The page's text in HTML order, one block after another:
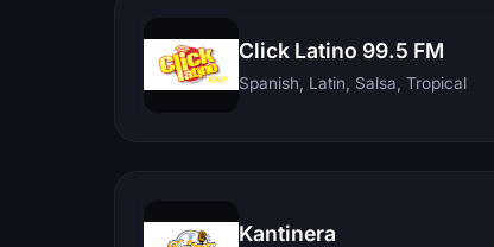
Click Latino 99.5 FM
Spanish, Latin, Salsa, Tropical
Kantinera